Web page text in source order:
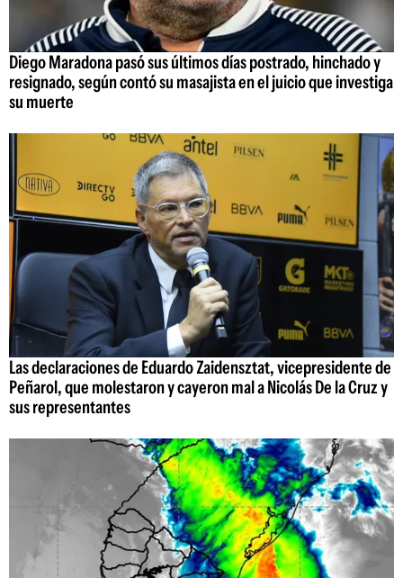
Diego Maradona pasó sus últimos días postrado, hinchado y
resignado, según contó su masajista en el juicio que investiga
su muerte
Las declaraciones de Eduardo Zaidensztat, vicepresidente de
Peñarol, que molestaron y cayeron mal a Nicolás De la Cruz y
sus representantes